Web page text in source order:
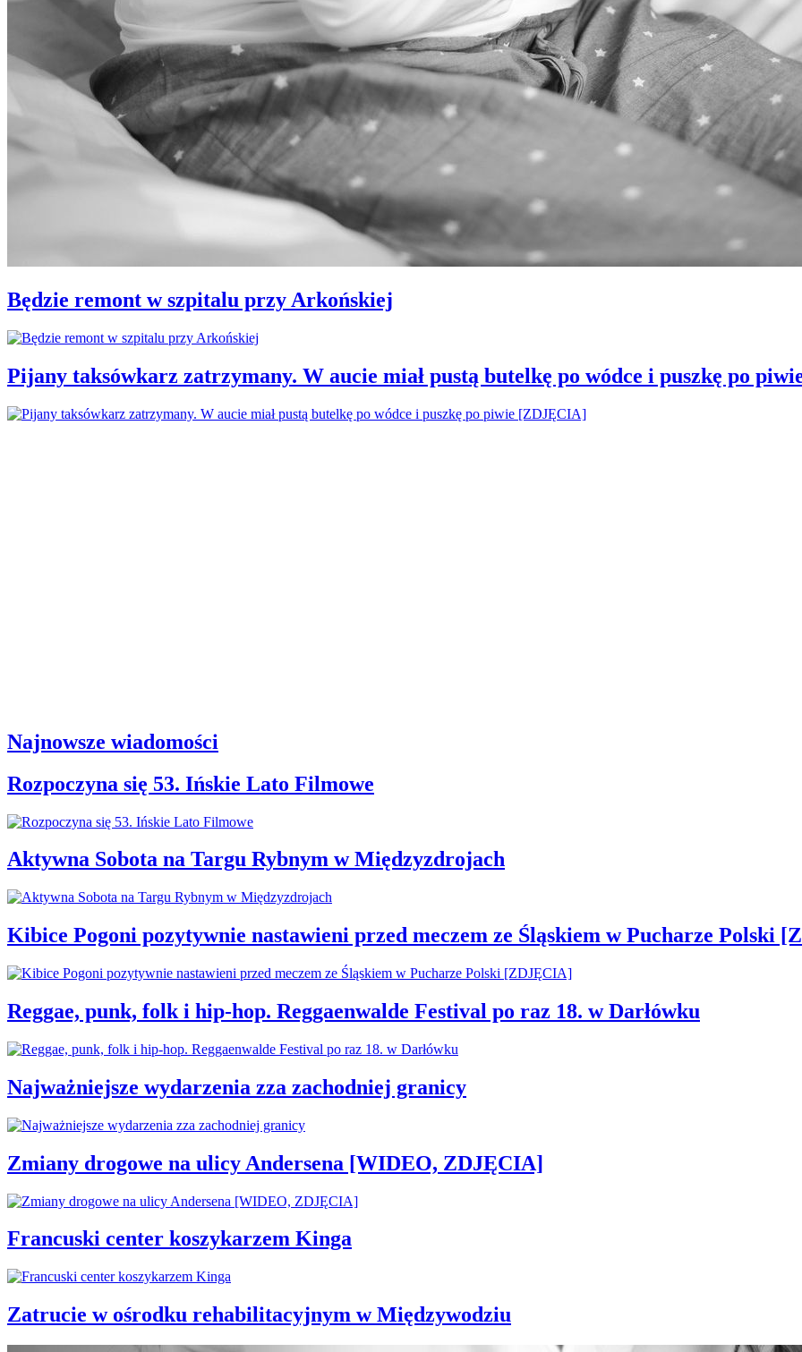
Będzie remont w szpitalu przy Arkońskiej
Pijany taksówkarz zatrzymany. W aucie miał pustą butelkę po wódce i puszkę po
Najnowsze wiadomości
Rozpoczyna się 53. Ińskie Lato Filmowe
Aktywna Sobota na Targu Rybnym w Międzyzdrojach
Kibice Pogoni pozytywnie nastawieni przed meczem ze Śląskiem w Pucharze Polski
Reggae, punk, folk i hip-hop. Reggaenwalde Festival po raz 18. w Darłówku
Najważniejsze wydarzenia zza zachodniej granicy
Zmiany drogowe na ulicy Andersena [WIDEO, ZDJĘCIA]
Francuski center koszykarzem Kinga
Zatrucie w ośrodku rehabilitacyjnym w Międzywodziu